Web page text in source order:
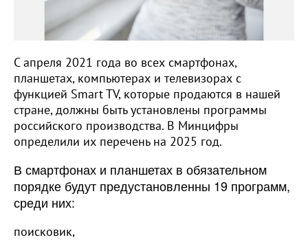
С апреля 2021 года во всех смартфонах,
планшетах, компьютерах и телевизорах с
функцией Smart TV, которые продаются в нашей
стране, должны быть установлены программы
российского производства. В Минцифры
определили их перечень на 2025 год.
В смартфонах и планшетах в обязательном
порядке будут предустановленны 19 программ,
среди них:
поисковик,